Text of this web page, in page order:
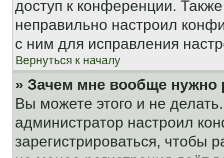
доступ к конференции.
неправильно настроил
с ним для исправления
Вернуться к началу
» Зачем мне вообще нужно
Вы можете этого и не
администратор настроил
зарегистрироваться, чтобы